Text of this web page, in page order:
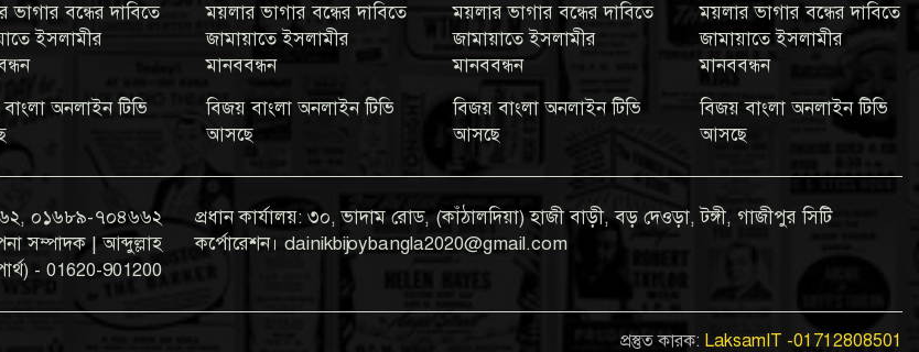
ভাগার বন্ধের দাবিতে
ইসলামীর
অনলাইন টিভি
ময়লার ভাগার বন্ধের দাবিতে
জামায়াতে ইসলামীর
মানববন্ধন
বিজয় বাংলা অনলাইন টিভি
আসছে
ময়লার ভাগার বন্ধের দাবিতে
জামায়াতে ইসলামীর
মানববন্ধন
বিজয় বাংলা অনলাইন টিভি
আসছে
ময়লার ভাগার বন্ধের দাবিতে
জামায়াতে ইসলামীর
মানববন্ধন
বিজয় বাংলা অনলাইন টিভি
আসছে
০১৬৮৯-৭০৪৬৬২
সম্পাদক | আব্দুল্লাহ
- 01620-901200
প্রধান কার্যালয়: ৩০, ভাদাম রোড, (কাঁঠালদিয়া) হাজী বাড়ী, বড় দেওড়া, টঙ্গী, গাজীপুর সিটি
কর্পোরেশন। dainikbijoybangla2020@gmail.com
প্রস্তুত কারক: LaksamIT -01712808501